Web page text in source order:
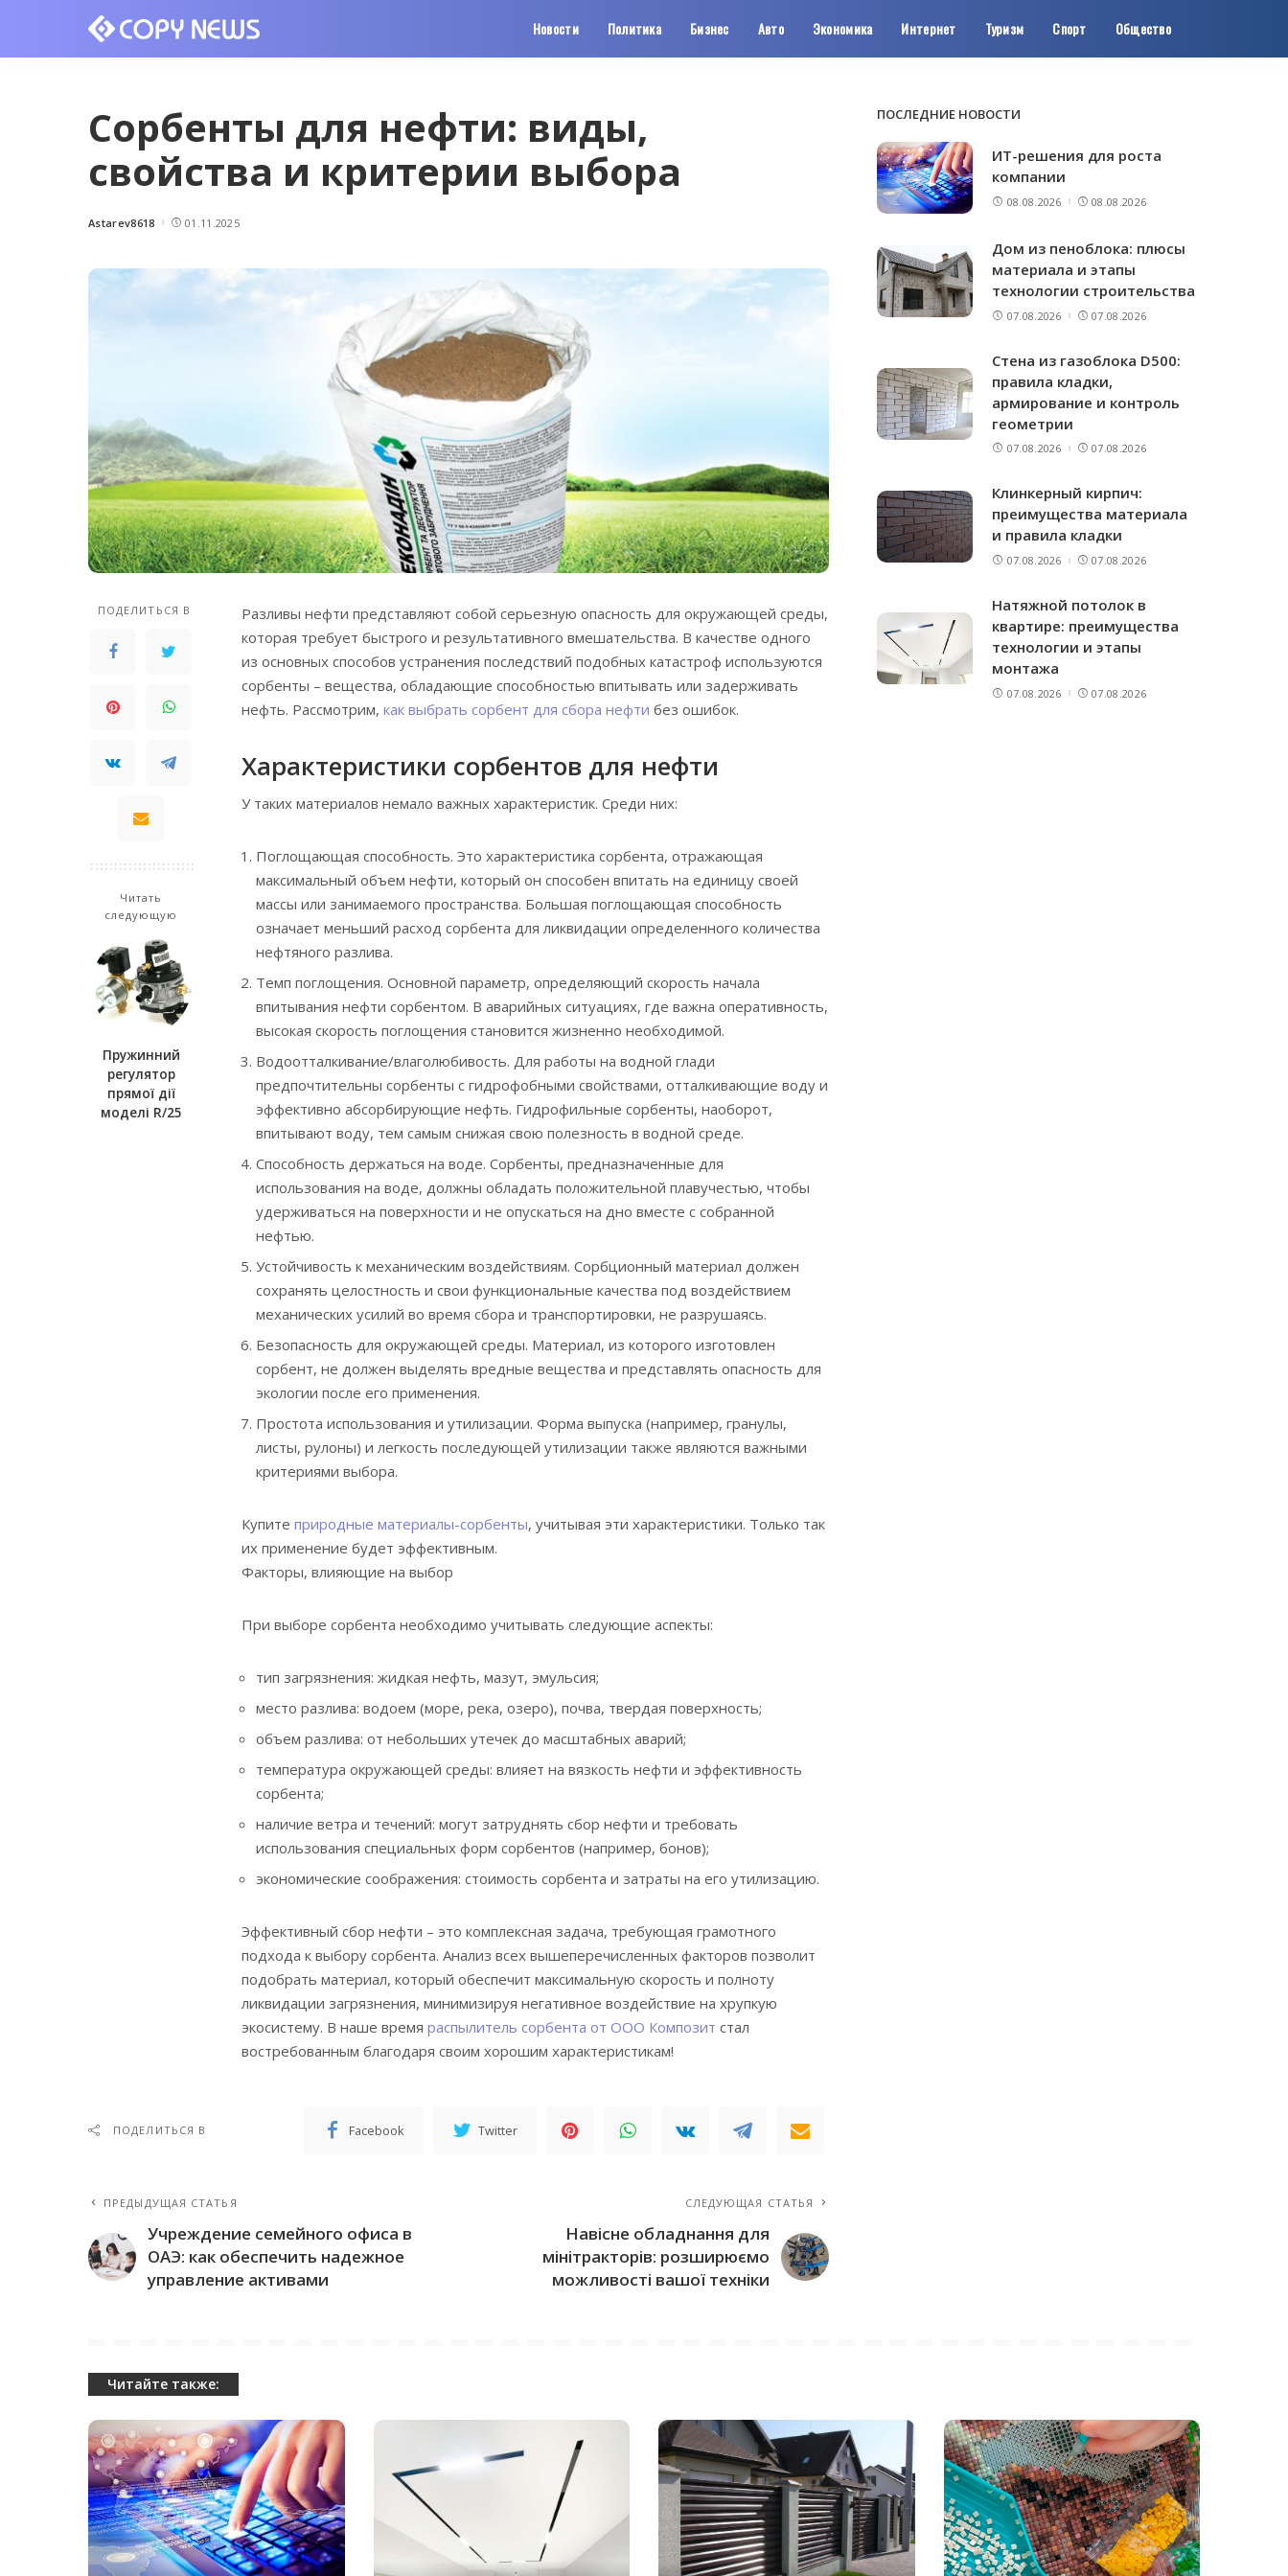
Новости Политика Бизнес Авто Экономика Интернет Туризм Спорт Общество
Сорбенты для нефти: виды,
свойства и критерии выбора
Posted
Astarev8618 01.11.2025
ПОДЕЛИТЬСЯ В
Читать
следующую
Пружинний
регулятор
прямої дії
моделі R/25
Разливы нефти представляют собой серьезную опасность для окружающей среды,
которая требует быстрого и результативного вмешательства. В качестве одного
из основных способов устранения последствий подобных катастроф используются
сорбенты – вещества, обладающие способностью впитывать или задерживать
нефть. Рассмотрим, как выбрать сорбент для сбора нефти без ошибок.
Характеристики сорбентов для нефти
У таких материалов немало важных характеристик. Среди них:
Поглощающая способность. Это характеристика сорбента, отражающая
максимальный объем нефти, который он способен впитать на единицу своей
массы или занимаемого пространства. Большая поглощающая способность
означает меньший расход сорбента для ликвидации определенного количества
нефтяного разлива.
Темп поглощения. Основной параметр, определяющий скорость начала
впитывания нефти сорбентом. В аварийных ситуациях, где важна оперативность,
высокая скорость поглощения становится жизненно необходимой.
Водоотталкивание/влаголюбивость. Для работы на водной глади
предпочтительны сорбенты с гидрофобными свойствами, отталкивающие воду и
эффективно абсорбирующие нефть. Гидрофильные сорбенты, наоборот,
впитывают воду, тем самым снижая свою полезность в водной среде.
Способность держаться на воде. Сорбенты, предназначенные для
использования на воде, должны обладать положительной плавучестью, чтобы
удерживаться на поверхности и не опускаться на дно вместе с собранной
нефтью.
Устойчивость к механическим воздействиям. Сорбционный материал должен
сохранять целостность и свои функциональные качества под воздействием
механических усилий во время сбора и транспортировки, не разрушаясь.
Безопасность для окружающей среды. Материал, из которого изготовлен
сорбент, не должен выделять вредные вещества и представлять опасность для
экологии после его применения.
Простота использования и утилизации. Форма выпуска (например, гранулы,
листы, рулоны) и легкость последующей утилизации также являются важными
критериями выбора.
Купите природные материалы-сорбенты, учитывая эти характеристики. Только так
их применение будет эффективным.
Факторы, влияющие на выбор
При выборе сорбента необходимо учитывать следующие аспекты:
тип загрязнения: жидкая нефть, мазут, эмульсия;
место разлива: водоем (море, река, озеро), почва, твердая поверхность;
объем разлива: от небольших утечек до масштабных аварий;
температура окружающей среды: влияет на вязкость нефти и эффективность
сорбента;
наличие ветра и течений: могут затруднять сбор нефти и требовать
использования специальных форм сорбентов (например, бонов);
экономические соображения: стоимость сорбента и затраты на его утилизацию.
Эффективный сбор нефти – это комплексная задача, требующая грамотного
подхода к выбору сорбента. Анализ всех вышеперечисленных факторов позволит
подобрать материал, который обеспечит максимальную скорость и полноту
ликвидации загрязнения, минимизируя негативное воздействие на хрупкую
экосистему. В наше время распылитель сорбента от ООО Композит стал
востребованным благодаря своим хорошим характеристикам!
ПОДЕЛИТЬСЯ В Facebook Twitter
ПРЕДЫДУЩАЯ СТАТЬЯ
Учреждение семейного офиса в
ОАЭ: как обеспечить надежное
управление активами
СЛЕДУЮЩАЯ СТАТЬЯ
Навісне обладнання для
мінітракторів: розширюємо
можливості вашої техніки
ПОСЛЕДНИЕ НОВОСТИ
ИТ-решения для роста
компании
08.08.2026 08.08.2026
Дом из пеноблока: плюсы
материала и этапы
технологии строительства
07.08.2026 07.08.2026
Стена из газоблока D500:
правила кладки,
армирование и контроль
геометрии
07.08.2026 07.08.2026
Клинкерный кирпич:
преимущества материала
и правила кладки
07.08.2026 07.08.2026
Натяжной потолок в
квартире: преимущества
технологии и этапы
монтажа
07.08.2026 07.08.2026
Читайте также: